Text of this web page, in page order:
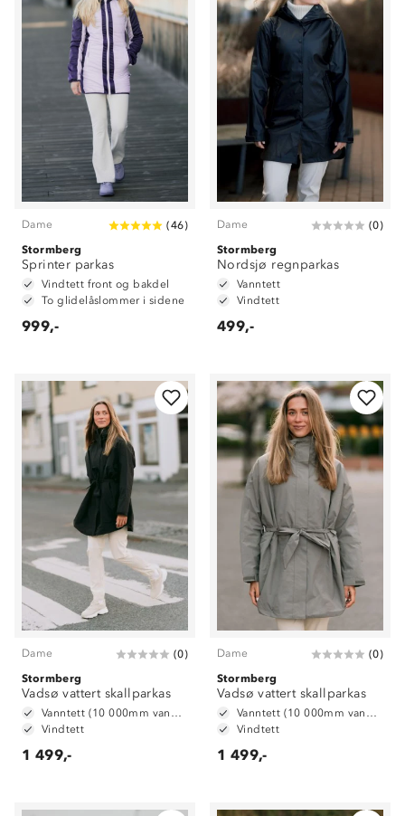
Dame (46)
Stormberg
Sprinter parkas
Vindtett front og bakdel
To glidelåslommer i sidene
999,-
Dame (0)
Stormberg
Nordsjø regnparkas
Vanntett
Vindtett
499,-
Dame (0)
Stormberg
Vadsø vattert skallparkas
Vanntett (10 000mm vannsøyle)
Vindtett
1 499,-
Dame (0)
Stormberg
Vadsø vattert skallparkas
Vanntett (10 000mm vannsøyle)
Vindtett
1 499,-